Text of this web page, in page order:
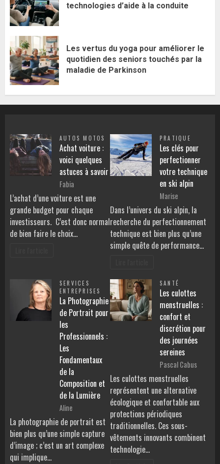
technologies d’aide à la conduite
Les vertus du yoga pour améliorer le
quotidien des seniors touchés par la
maladie de Parkinson
AUTOS MOTOS
Achat voiture :
voici quelques
astuces à savoir
Fabia
L’achat d’une voiture est une
grande budget pour chaque
investisseurs. C’est donc normal
de bien faire le choix…
PRATIQUE
Les clés pour
perfectionner
votre technique
en ski alpin
Marise
Dans l’univers du ski alpin, la
recherche du perfectionnement
technique est bien plus qu’une
simple quête de performance…
SERVICES
ENTREPRISES
La Photographie
de Portrait pour
les
Professionnels :
Les
Fondamentaux
de la
Composition et
de la Lumière
Aline
La photographie de portrait est
bien plus qu’une simple capture
d’image ; c’est un art complexe
qui implique…
SANTÉ
Les culottes
menstruelles :
confort et
discrétion pour
des journées
sereines
Pascal Cabus
Les culottes menstruelles
représentent une alternative
écologique et confortable aux
protections périodiques
traditionnelles. Ces sous-
vêtements innovants combinent
technologie…